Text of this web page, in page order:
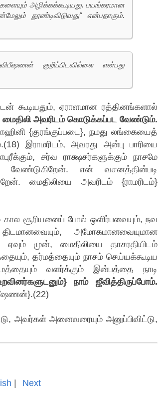
அழிக்கக்கூடியது. பயங்கரமான
தூண்டிவிடுவது" என்பதாகும்.
குறிப்பிடவில்லை என்பது
ஏராளமான ரத்தினங்களால்
மைதிலி அவரிடம் கொடுக்கப்பட வேண்டும்.
{குரங்குப்படை}, நமது லங்கையைத்
இராமரிடம், அவரது அன்பு பாரியை
சர்வ ராக்ஷசர்களுக்கும் நாசமே
வேண்டுகிறேன். என் வசனத்தின்படி
மைதிலியை அவரிடம் {ராமரிடம்}
கால சூரியனைப் போல் ஒளிர்பவையும், நவ
அமோகமானவையுமான
முன், மைதிலியை தாசரதியிடம்
தர்மத்தையும் நாசம் செய்யக்கூடிய
வளர்க்கும் இன்பத்தை நாடி
நாம் ஜீவித்திருப்போம்.
அனைவரையும் அனுப்பிவிட்டு,
Next